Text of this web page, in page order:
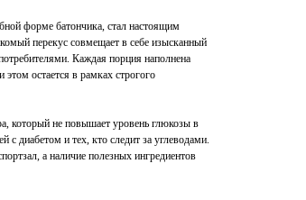
форме батончика, стал настоящим
перекус совмещает в себе изысканный
Каждая порция наполнена
остается в рамках строгого
который не повышает уровень глюкозы в
диабетом и тех, кто следит за углеводами.
а наличие полезных ингредиентов